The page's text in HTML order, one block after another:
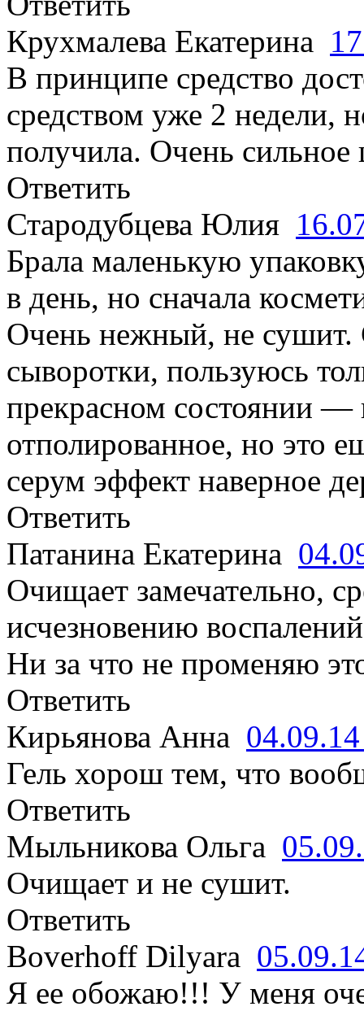
Крухмалева Екатерина
В принципе средство
средством уже 2 недели,
получила. Очень
Ответить
Стародубцева Юлия
Брала маленькую
в день, но сначала
Очень нежный, не сушит.
сыворотки, пользуюсь
прекрасном состоянии
отполированное, но это
серум эффект наверное
Ответить
Патанина Екатерина
Очищает замечательно,
исчезновению
Ни за что не променяю
Ответить
Кирьянова Анна
Гель хорош тем, что
Ответить
Мыльникова Ольга
Очищает и не сушит.
Ответить
Boverhoff Dilyara
Я ее обожаю!!! У меня